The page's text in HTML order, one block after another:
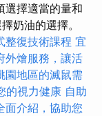
選擇適當的量和
奶油的選擇。
整復技術課程 宜
外燴服務，讓活
園地區的滅鼠需
的視力健康 自助
面介紹，協助您